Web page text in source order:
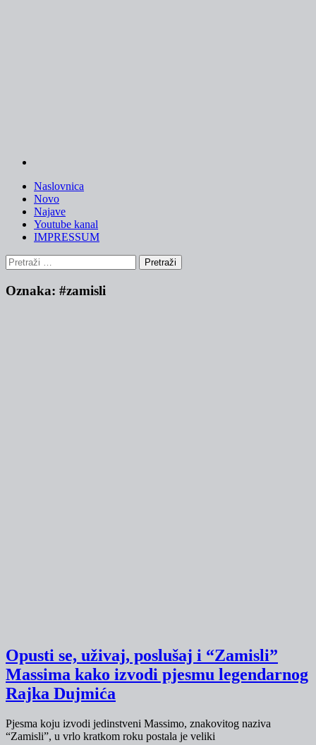
Naslovnica
Novo
Najave
Youtube kanal
IMPRESSUM
Pretraži:
Oznaka: #zamisli
Opusti se, uživaj, poslušaj i “Zamisli”
Massima kako izvodi pjesmu legendarnog
Rajka Dujmića
Pjesma koju izvodi jedinstveni Massimo, znakovitog naziva
“Zamisli”, u vrlo kratkom roku postala je veliki